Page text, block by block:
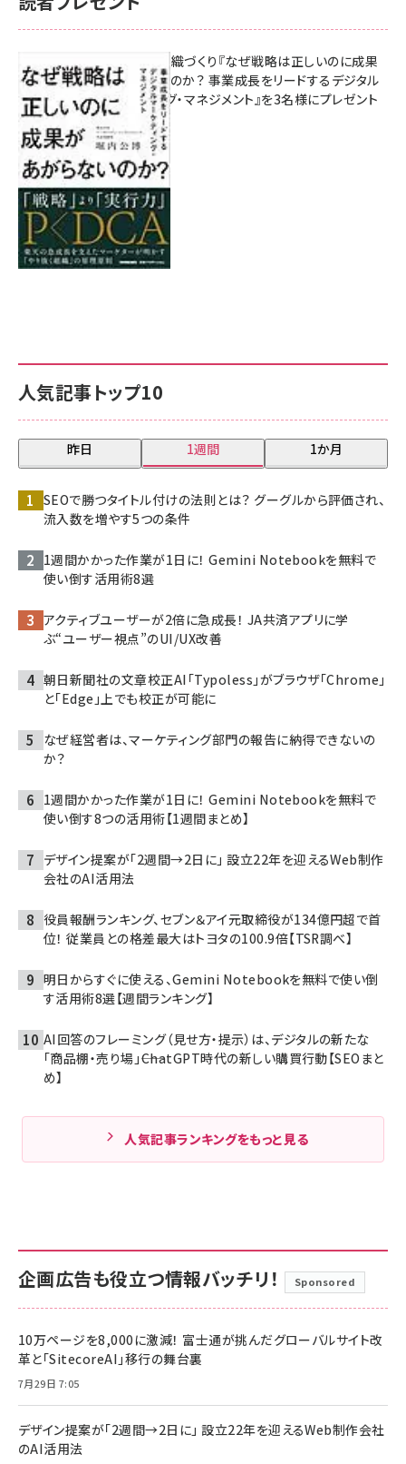
人気記事トップ10
昨日 1週間 1か月
SEOで勝つタイトル付けの法則とは？ グーグルから評価され、
流入数を増やす5つの条件
1週間かかった作業が1日に！ Gemini Notebookを無料で
使い倒す活用術8選
アクティブユーザーが2倍に急成長！ JA共済アプリに学
ぶ“ユーザー視点”のUI/UX改善
朝日新聞社の文章校正AI「Typoless」がブラウザ「Chrome」
と「Edge」上でも校正が可能に
なぜ経営者は、マーケティング部門の報告に納得できないの
か？
1週間かかった作業が1日に！ Gemini Notebookを無料で
使い倒す8つの活用術【1週間まとめ】
デザイン提案が「2週間→2日に」 設立22年を迎えるWeb制作
会社のAI活用法
役員報酬ランキング、セブン＆アイ元取締役が134億円超で首
位！ 従業員との格差最大はトヨタの100.9倍【TSR調べ】
明日からすぐに使える、Gemini Notebookを無料で使い倒
す活用術8選【週間ランキング】
AI回答のフレーミング（見せ方・提示）は、デジタルの新たな
「商品棚・売り場」――ChatGPT時代の新しい購買行動【SEOまと
め】
人気記事ランキングをもっと見る
成果を生む組織づくり『なぜ戦略は正しいのに成果
があがらないのか？ 事業成長をリードするデジタル
マーケティング・マネジメント』を3名様にプレゼント
8月7日 10:00
企画広告も役立つ情報バッチリ！ Sponsored
10万ページを8,000に激減！ 富士通が挑んだグローバルサイト改
革と「SitecoreAI」移行の舞台裏
7月29日 7:05
デザイン提案が「2週間→2日に」 設立22年を迎えるWeb制作会社
のAI活用法